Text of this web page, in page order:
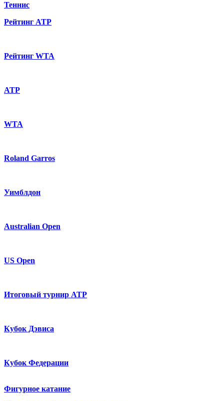
Теннис
Рейтинг ATP
Рейтинг WTA
ATP
WTA
Roland Garros
Уимблдон
Australian Open
US Open
Итоговый турнир ATP
Кубок Дэвиса
Кубок Федерации
Фигурное катание